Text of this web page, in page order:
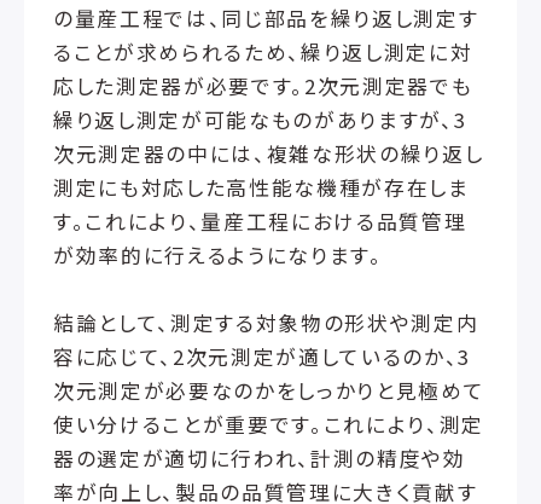
の量産工程では、同じ部品を繰り返し測定す
ることが求められるため、繰り返し測定に対
応した測定器が必要です。2次元測定器でも
繰り返し測定が可能なものがありますが、3
次元測定器の中には、複雑な形状の繰り返し
測定にも対応した高性能な機種が存在しま
す。これにより、量産工程における品質管理
が効率的に行えるようになります。
結論として、測定する対象物の形状や測定内
容に応じて、2次元測定が適しているのか、3
次元測定が必要なのかをしっかりと見極めて
使い分けることが重要です。これにより、測定
器の選定が適切に行われ、計測の精度や効
率が向上し、製品の品質管理に大きく貢献す